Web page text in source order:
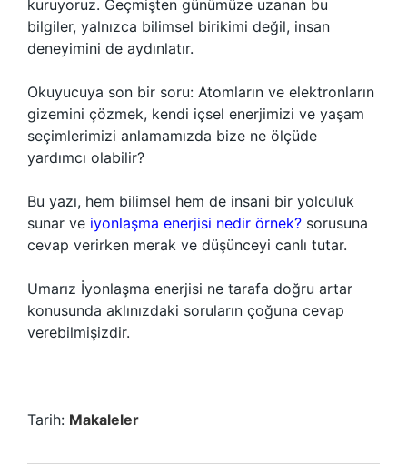
kuruyoruz. Geçmişten günümüze uzanan bu
bilgiler, yalnızca bilimsel birikimi değil, insan
deneyimini de aydınlatır.
Okuyucuya son bir soru: Atomların ve elektronların
gizemini çözmek, kendi içsel enerjimizi ve yaşam
seçimlerimizi anlamamızda bize ne ölçüde
yardımcı olabilir?
Bu yazı, hem bilimsel hem de insani bir yolculuk
sunar ve iyonlaşma enerjisi nedir örnek? sorusuna
cevap verirken merak ve düşünceyi canlı tutar.
Umarız İyonlaşma enerjisi ne tarafa doğru artar
konusunda aklınızdaki soruların çoğuna cevap
verebilmişizdir.
Tarih: Makaleler